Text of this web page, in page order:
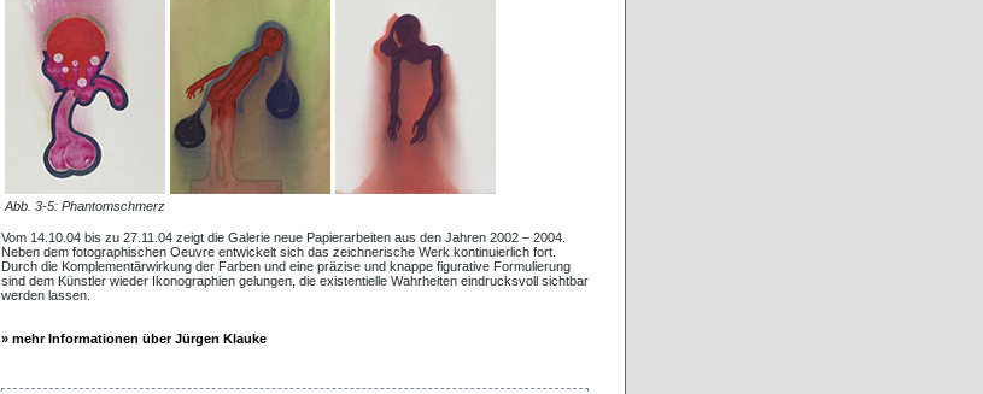
Abb. 3-5: Phantomschmerz
Vom 14.10.04 bis zu 27.11.04 zeigt die Galerie neue Papierarbeiten aus den Jahren 2002 – 2004.
Neben dem fotographischen Oeuvre entwickelt sich das zeichnerische Werk kontinuierlich fort.
Durch die Komplementärwirkung der Farben und eine präzise und knappe figurative Formulierung
sind dem Künstler wieder Ikonographien gelungen, die existentielle Wahrheiten eindrucksvoll sichtbar
werden lassen.
» mehr Informationen über Jürgen Klauke